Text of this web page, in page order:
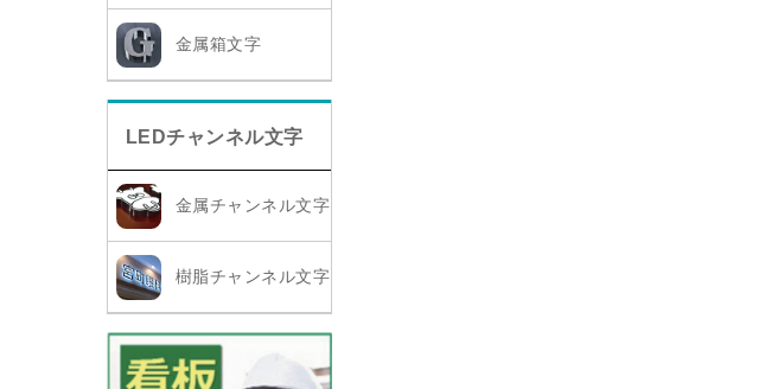
金属箱文字
LEDチャンネル文字
金属チャンネル文字
樹脂チャンネル文字